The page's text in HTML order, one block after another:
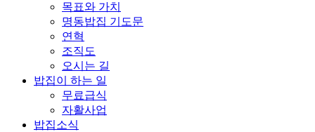
목표와 가치
명동밥집 기도문
연혁
조직도
오시는 길
밥집이 하는 일
무료급식
자활사업
밥집소식